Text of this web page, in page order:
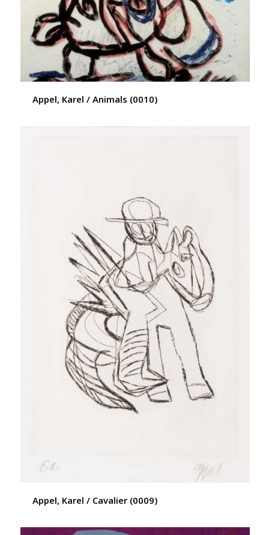
Appel, Karel / Animals (0010)
Appel, Karel / Cavalier (0009)